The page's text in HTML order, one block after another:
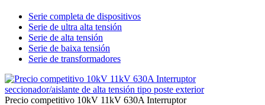
Serie completa de dispositivos
Serie de ultra alta tensión
Serie de alta tensión
Serie de baixa tensión
Serie de transformadores
Precio competitivo 10kV 11kV 630A Interruptor